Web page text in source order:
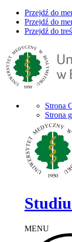
Przejdź do
Przejdź do
Przejdź do
Strona
Strona
MENU